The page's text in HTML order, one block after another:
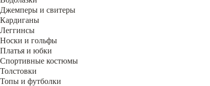
Джемперы и свитеры
Кардиганы
Леггинсы
Носки и гольфы
Платья и юбки
Спортивные костюмы
Толстовки
Топы и футболки